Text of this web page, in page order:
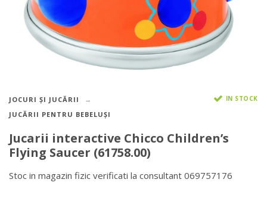
JOCURI ȘI JUCĂRII
JUCĂRII PENTRU BEBELUȘI
IN STOCK
Jucarii interactive Chicco Children’s
Flying Saucer (61758.00)
Stoc in magazin fizic verificati la consultant 069757176